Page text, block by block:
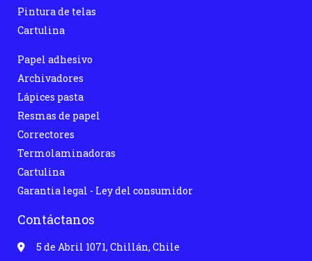
Pintura de telas
Cartulina
Papel adhesivo
Archivadores
Lápices pasta
Resmas de papel
Correctores
Termolaminadoras
Cartulina
Garantia legal - Ley del consumidor
Contáctanos
5 de Abril 1071, Chillán, Chile